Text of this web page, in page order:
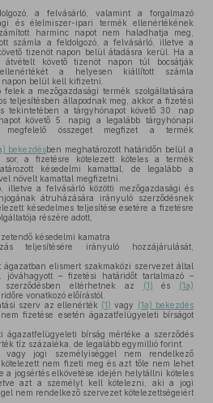
a felvásárló, valamint a forgalmazó
és élelmiszer-ipari termék ellenértékének
harminc napot nem haladhatja meg,
számla a feldolgozó, a felvásárló, illetve a
tizenöt napon belül átadásra kerül. Ha a
követő tizenöt napon túl bocsátják
a helyesen kiállított számla
belül kell kifizetni.
a mezőgazdasági termék szolgáltatására
teljesítésben állapodnak meg, akkor a fizetési
tekintetében a tárgyhónapot követő 30. nap
követő 5. napig a legalább tárgyhónapi
összeget megfizet a termék
bekezdésben meghatározott határidőn belül a
a fizetésre kötelezett köteles a termék
késedelmi kamattal, de legalább a
növelt kamattal megfizetni.
illetve a felvásárló közötti mezőgazdasági és
átruházására irányuló szerződésnek
késedelmes teljesítése esetére a fizetésre
részére adott,
késedelmi kamatra
teljesítésére irányuló hozzájárulását,
elismert szakmaközi szervezet által
– fizetési határidőt tartalmazó –
szerződésben eltérhetnek az
(1) és (1a)
vonatkozó előírástól.
szerv az ellenérték (1) vagy (1a) bekezdés
fizetése esetén ágazatfelügyeleti bírságot
ágazatfelügyeleti bírság mértéke a szerződés
tíz százaléka, de legalább egymillió forint.
jogi személyiséggel nem rendelkező
nem fizeti meg és azt tőle nem lehet
a jogsértés elkövetése idején helytállni köteles
azt a személyt kell kötelezni, aki a jogi
nem rendelkező szervezet kötelezettségeiért